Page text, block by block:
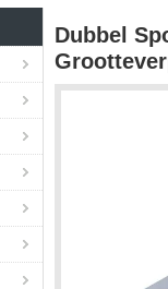
Dubbel